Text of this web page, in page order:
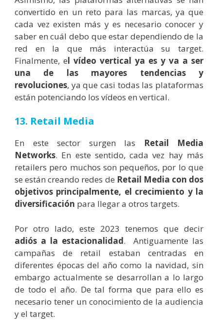
convertido en un reto para las marcas, ya que
cada vez existen más y es necesario conocer y
saber en cuál debo que estar dependiendo de la
red en la que más interactúa su target.
Finalmente, el vídeo vertical ya es y va a ser
una de las mayores tendencias y
revoluciones, ya que casi todas las plataformas
están potenciando los vídeos en vertical.
13. Retail Media
En este sector surgen las
Retail Media
Networks. En este sentido, cada vez hay más
retailers pero muchos son pequeños, por lo que
se están creando redes de Retail Media con dos
objetivos principalmente, el crecimiento y la
diversificación para llegar a otros targets.
Por otro lado, este 2023 tenemos que decir
adiós a la estacionalidad. Antiguamente las
campañas de retail estaban centradas en
diferentes épocas del año como la navidad, sin
embargo actualmente se desarrollan a lo largo
de todo el año. De tal forma que para ello es
necesario tener un conocimiento de la audiencia
y el target.